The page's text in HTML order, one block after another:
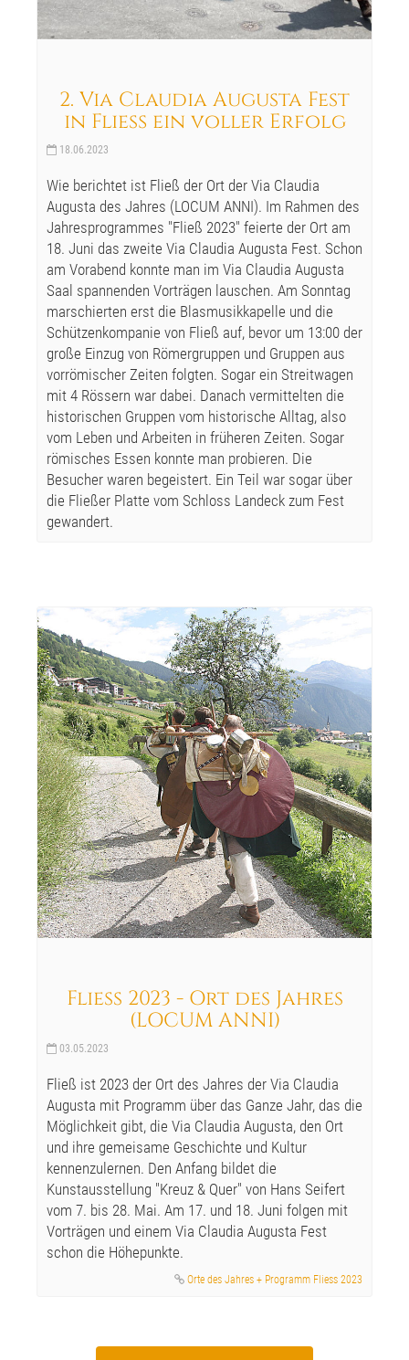
2. Via Claudia Augusta Fest
in Fließ ein voller Erfolg
18.06.2023
Wie berichtet ist Fließ der Ort der Via Claudia
Augusta des Jahres (LOCUM ANNI). Im Rahmen des
Jahresprogrammes "Fließ 2023" feierte der Ort am
18. Juni das zweite Via Claudia Augusta Fest. Schon
am Vorabend konnte man im Via Claudia Augusta
Saal spannenden Vorträgen lauschen. Am Sonntag
marschierten erst die Blasmusikkapelle und die
Schützenkompanie von Fließ auf, bevor um 13:00 der
große Einzug von Römergruppen und Gruppen aus
vorrömischer Zeiten folgten. Sogar ein Streitwagen
mit 4 Rössern war dabei. Danach vermittelten die
historischen Gruppen vom historische Alltag, also
vom Leben und Arbeiten in früheren Zeiten. Sogar
römisches Essen konnte man probieren. Die
Besucher waren begeistert. Ein Teil war sogar über
die Fließer Platte vom Schloss Landeck zum Fest
gewandert.
Fliess 2023 - Ort des Jahres
(LOCUM ANNI)
03.05.2023
Fließ ist 2023 der Ort des Jahres der Via Claudia
Augusta mit Programm über das Ganze Jahr, das die
Möglichkeit gibt, die Via Claudia Augusta, den Ort
und ihre gemeisame Geschichte und Kultur
kennenzulernen. Den Anfang bildet die
Kunstausstellung "Kreuz & Quer" von Hans Seifert
vom 7. bis 28. Mai. Am 17. und 18. Juni folgen mit
Vorträgen und einem Via Claudia Augusta Fest
schon die Höhepunkte.
Orte des Jahres + Programm Fliess 2023